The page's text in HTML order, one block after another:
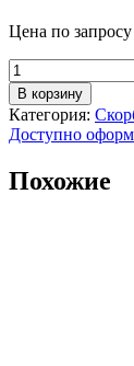
Цена по запросу
Количество
товара
Памятник
скорбящая-010
В корзину
Категория:
Доступно
Похожие